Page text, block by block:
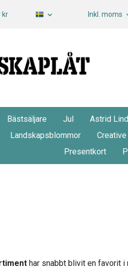
kr Inkl. moms
Bästsäljare Jul Astrid
Landskapsblommor
Presentkort
har snabbt blivit en favorit i